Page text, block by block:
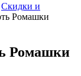
Скидки и
Ромашки
Ромашки